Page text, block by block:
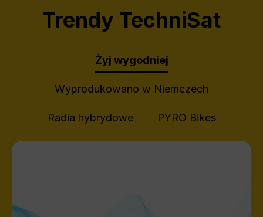
Trendy TechniSat
Żyj wygodniej
Wyprodukowano w Niemczech
Radia hybrydowe PYRO Bikes